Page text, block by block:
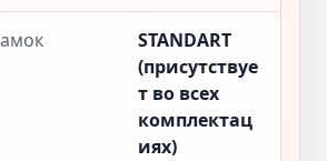
STANDART
(присутствуе
т во всех
комплектац
иях)